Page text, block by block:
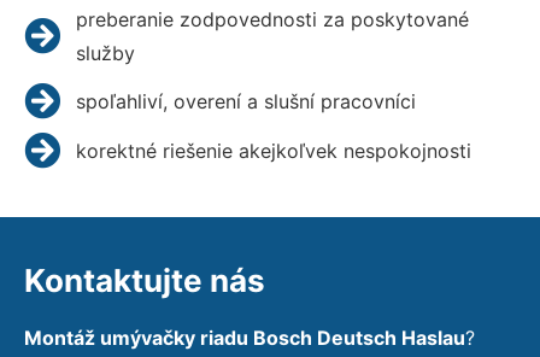
preberanie zodpovednosti za poskytované
služby
spoľahliví, overení a slušní pracovníci
korektné riešenie akejkoľvek nespokojnosti
Kontaktujte nás
Montáž umývačky riadu Bosch Deutsch Haslau?